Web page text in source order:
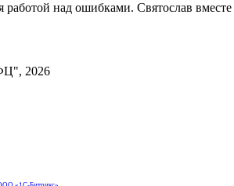
над ошибками. Святослав
2026